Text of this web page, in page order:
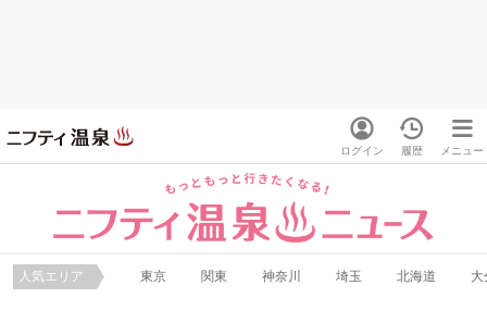
ログイン 履歴 メニュー
人気エリア 東京 関東 神奈川 埼玉 北海道 大